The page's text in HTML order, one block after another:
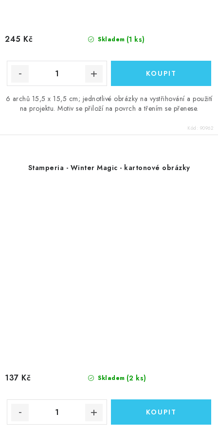
Skladem (1 ks)
245 Kč
6 archů 15,5 x 15,5 cm; jednotlivé obrázky na vystřihování a použití
na projektu. Motiv se přiloží na povrch a třením se přenese.
Kód: 90962
Stamperia - Winter Magic - kartonové obrázky
Skladem (2 ks)
137 Kč